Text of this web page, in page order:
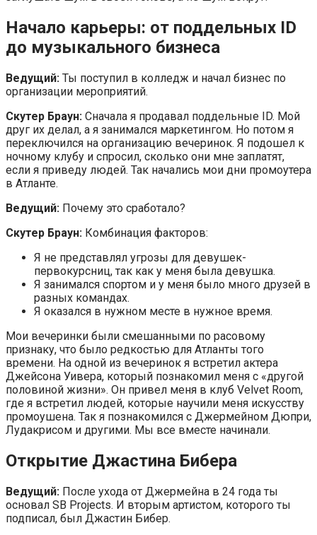
Начало карьеры: от поддельных ID
до музыкального бизнеса
Ведущий: Ты поступил в колледж и начал бизнес по
организации мероприятий.
Скутер Браун: Сначала я продавал поддельные ID. Мой
друг их делал, а я занимался маркетингом. Но потом я
переключился на организацию вечеринок. Я подошел к
ночному клубу и спросил, сколько они мне заплатят,
если я приведу людей. Так начались мои дни промоутера
в Атланте.
Ведущий: Почему это сработало?
Скутер Браун: Комбинация факторов:
Я не представлял угрозы для девушек-
первокурсниц, так как у меня была девушка.
Я занимался спортом и у меня было много друзей в
разных командах.
Я оказался в нужном месте в нужное время.
Мои вечеринки были смешанными по расовому
признаку, что было редкостью для Атланты того
времени. На одной из вечеринок я встретил актера
Джейсона Уивера, который познакомил меня с «другой
половиной жизни». Он привел меня в клуб Velvet Room,
где я встретил людей, которые научили меня искусству
промоушена. Так я познакомился с Джермейном Дюпри,
Лудакрисом и другими. Мы все вместе начинали.
Открытие Джастина Бибера
Ведущий: После ухода от Джермейна в 24 года ты
основал SB Projects. И вторым артистом, которого ты
подписал, был Джастин Бибер.